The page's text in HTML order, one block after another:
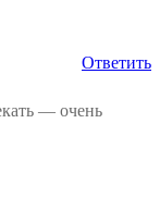
Ответить
— очень